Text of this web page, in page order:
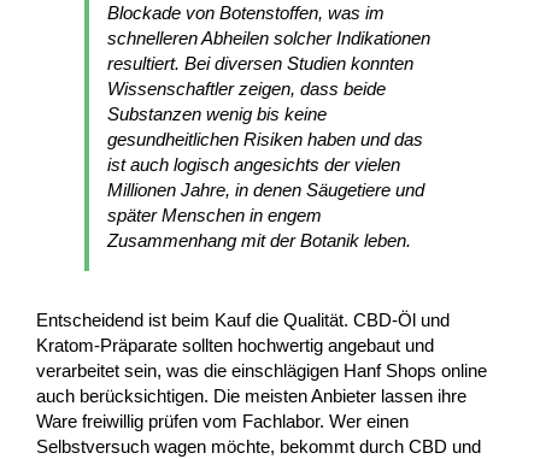
Blockade von Botenstoffen, was im
schnelleren Abheilen solcher Indikationen
resultiert. Bei diversen Studien konnten
Wissenschaftler zeigen, dass beide
Substanzen wenig bis keine
gesundheitlichen Risiken haben und das
ist auch logisch angesichts der vielen
Millionen Jahre, in denen Säugetiere und
später Menschen in engem
Zusammenhang mit der Botanik leben.
Entscheidend ist beim Kauf die Qualität. CBD-Öl und
Kratom-Präparate sollten hochwertig angebaut und
verarbeitet sein, was die einschlägigen Hanf Shops online
auch berücksichtigen. Die meisten Anbieter lassen ihre
Ware freiwillig prüfen vom Fachlabor. Wer einen
Selbstversuch wagen möchte, bekommt durch CBD und